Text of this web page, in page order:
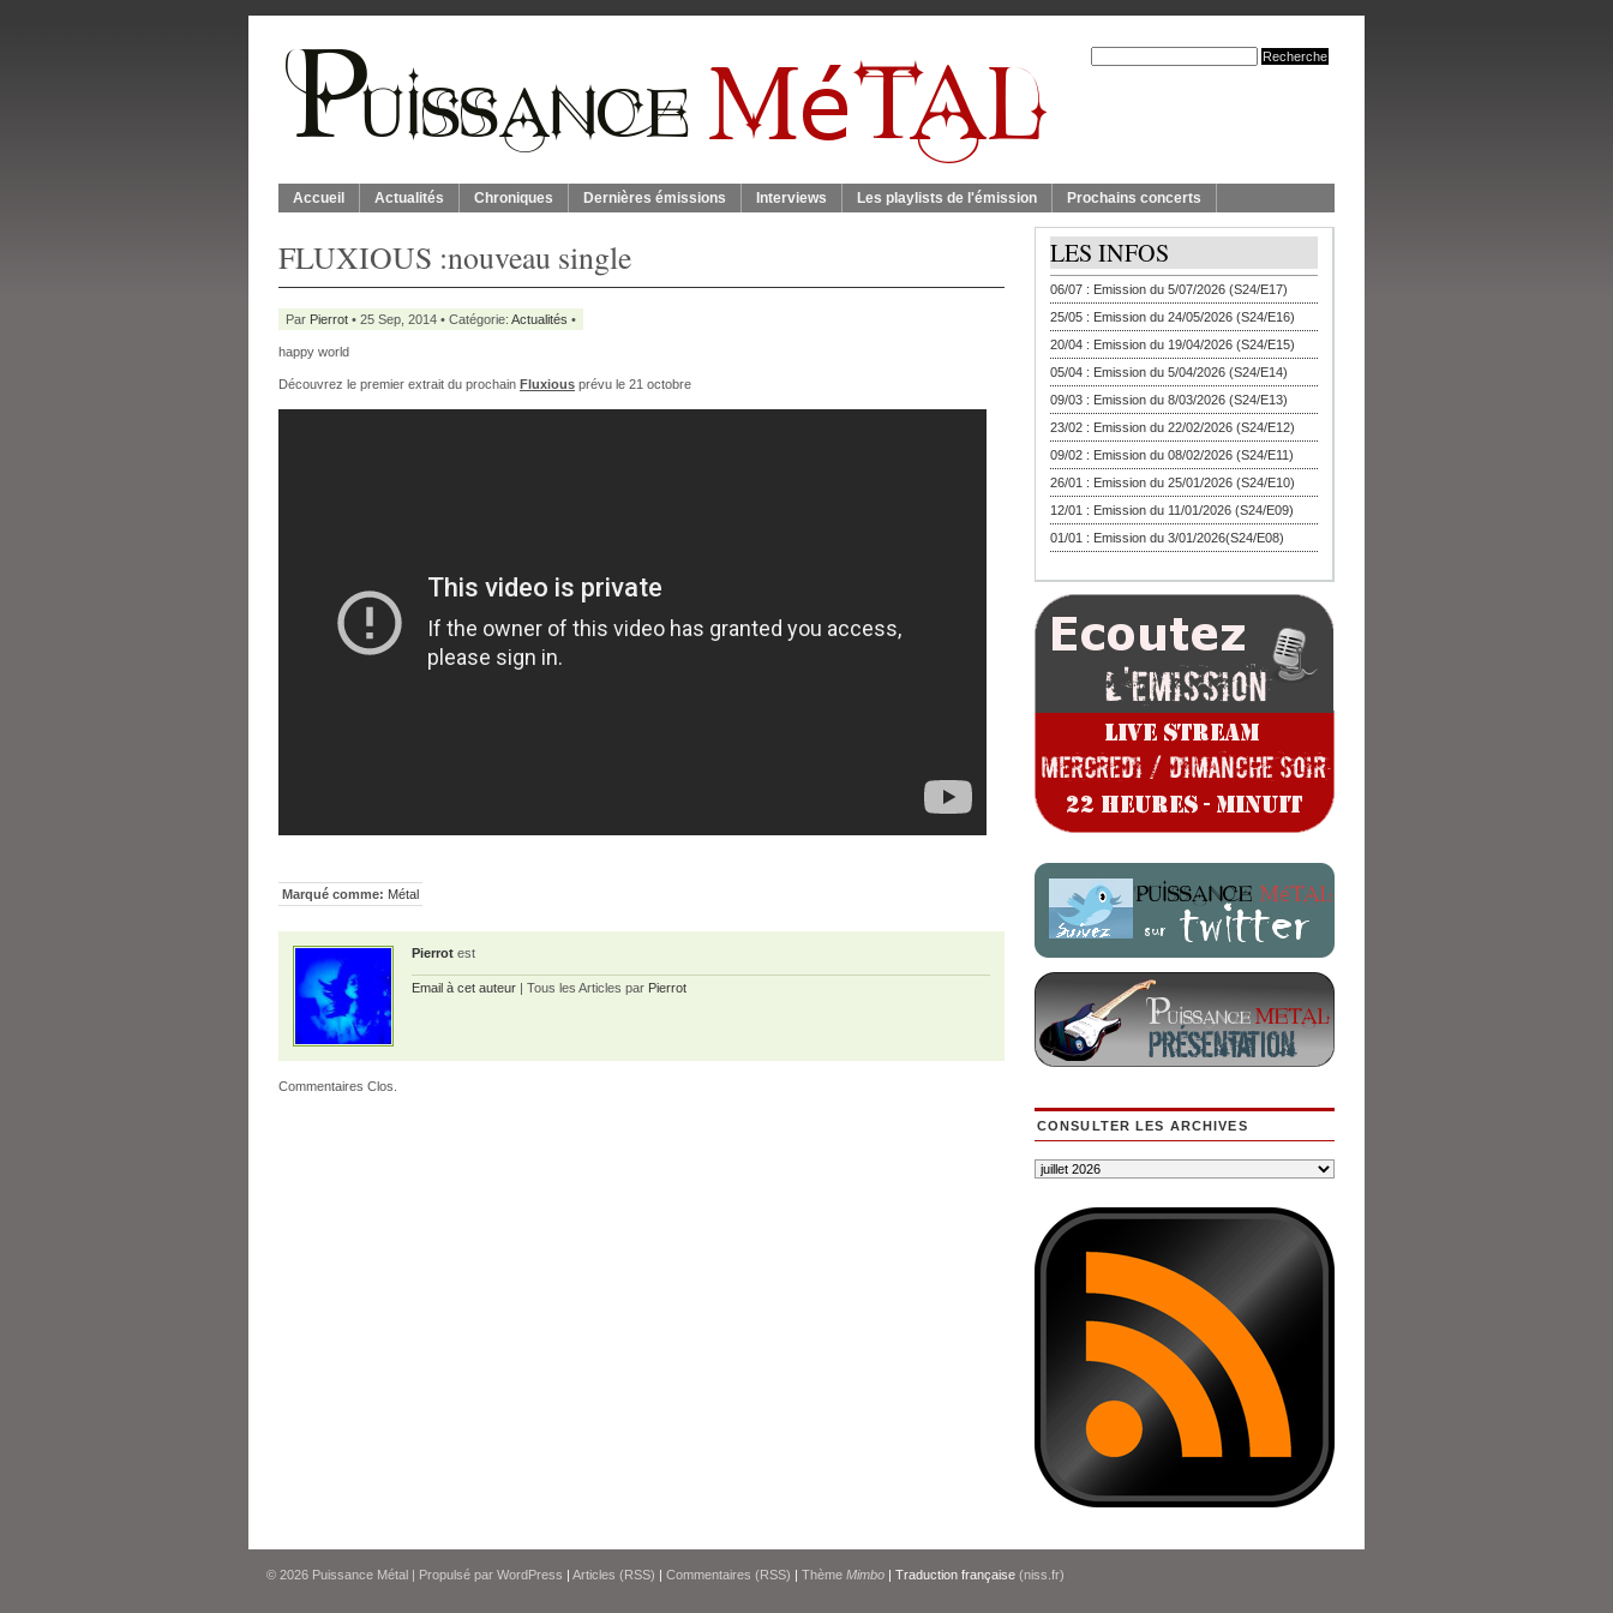
Accueil Actualités Chroniques Dernières émissions Interviews Les playlists de l'émission Prochains concerts
FLUXIOUS :nouveau single
Par Pierrot • 25 Sep, 2014 • Catégorie: Actualités •
happy world
Découvrez le premier extrait du prochain Fluxious prévu le 21 octobre
Marqué comme: Métal
Pierrot est
Email à cet auteur | Tous les Articles par Pierrot
Commentaires Clos.
LES INFOS
06/07 : Emission du 5/07/2026 (S24/E17)
25/05 : Emission du 24/05/2026 (S24/E16)
20/04 : Emission du 19/04/2026 (S24/E15)
05/04 : Emission du 5/04/2026 (S24/E14)
09/03 : Emission du 8/03/2026 (S24/E13)
23/02 : Emission du 22/02/2026 (S24/E12)
09/02 : Emission du 08/02/2026 (S24/E11)
26/01 : Emission du 25/01/2026 (S24/E10)
12/01 : Emission du 11/01/2026 (S24/E09)
01/01 : Emission du 3/01/2026(S24/E08)
CONSULTER LES ARCHIVES
© 2026 Puissance Métal | Propulsé par WordPress | Articles (RSS) | Commentaires (RSS) | Thème Mimbo | Traduction française (niss.fr)